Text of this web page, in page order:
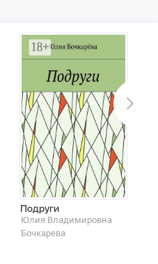
Подруги
Юлия Владимировна
Бoчкарева